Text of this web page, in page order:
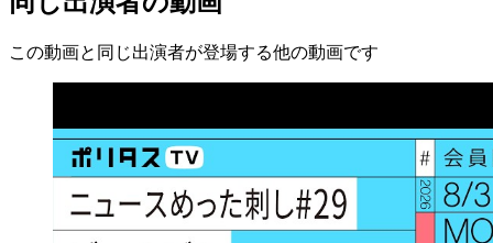
この動画と同じ出演者が登場する他の動画です